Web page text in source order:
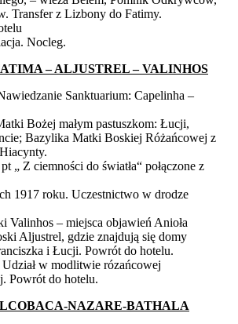
Transfer z Lizbony do Fatimy.
Nocleg.
– ALJUSTREL – VALINHOS
Sanktuarium: Capelinha –
Bożej małym pastuszkom: Łucji,
Bazylika Matki Boskiej Różańcowej z
„ Z ciemności do światła“ połączone z
1917 roku. Uczestnictwo w drodze
Valinhos – miejsca objawień Anioła
Aljustrel, gdzie znajdują się domy
i Łucji. Powrót do hotelu.
w modlitwie rózańcowej
Powrót do hotelu.
NAZARE-BATHALA